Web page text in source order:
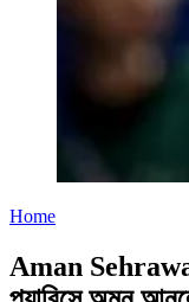
Home
Aman